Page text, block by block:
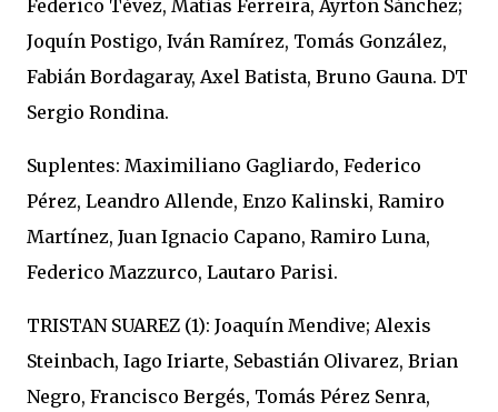
Federico Tévez, Matías Ferreira, Ayrton Sánchez;
Joquín Postigo, Iván Ramírez, Tomás González,
Fabián Bordagaray, Axel Batista, Bruno Gauna. DT
Sergio Rondina.
Suplentes: Maximiliano Gagliardo, Federico
Pérez, Leandro Allende, Enzo Kalinski, Ramiro
Martínez, Juan Ignacio Capano, Ramiro Luna,
Federico Mazzurco, Lautaro Parisi.
TRISTAN SUAREZ (1): Joaquín Mendive; Alexis
Steinbach, Iago Iriarte, Sebastián Olivarez, Brian
Negro, Francisco Bergés, Tomás Pérez Senra,